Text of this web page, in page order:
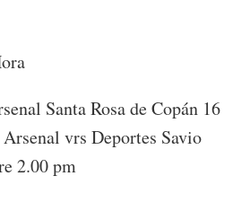
Santa Rosa de Copán 16
vrs Deportes Savio
2.00 pm